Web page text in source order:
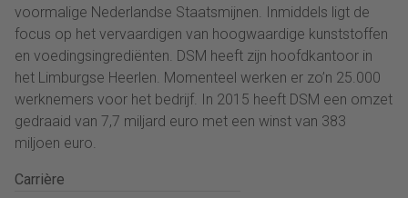
voormalige Nederlandse Staatsmijnen. Inmiddels ligt de
focus op het vervaardigen van hoogwaardige kunststoffen
en voedingsingrediënten. DSM heeft zijn hoofdkantoor in
het Limburgse Heerlen. Momenteel werken er zo’n 25.000
werknemers voor het bedrijf. In 2015 heeft DSM een omzet
gedraaid van 7,7 miljard euro met een winst van 383
miljoen euro.
Carrière